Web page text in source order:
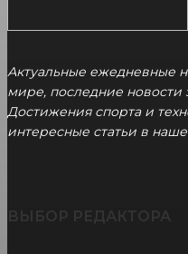
Актуальные ежедневные
мире, последние
Достижения спорта и
интересные статьи в